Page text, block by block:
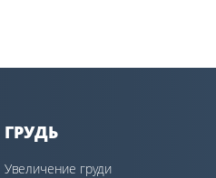
ГРУДЬ
Увеличение груди